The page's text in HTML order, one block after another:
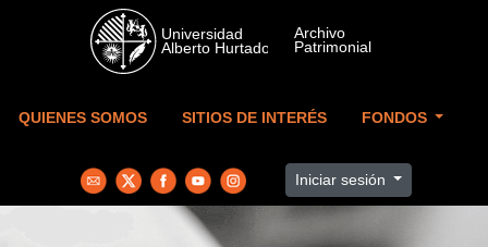
Skip to main content
QUIENES SOMOS SITIOS DE INTERÉS FONDOS
Iniciar sesión